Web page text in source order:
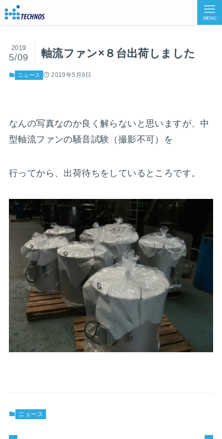
MENU
軸流ファン×８台出荷しました
2019
5/09
ニュース 2019年5月9日
なんの写真なのか良く解らないと思いますが、中
型軸流ファンの騒音試験（撮影不可）を
行ってから、出荷待ちをしているところです。
ニュース